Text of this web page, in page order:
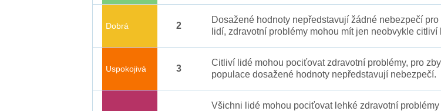
3
Dobrá 2
Dosažené hodnoty nepředstavují žádné nebezpečí pro
lidí, zdravotní problémy mohou mít jen neobvykle citliví
Uspokojivá 3
Citliví lidé mohou pociťovat zdravotní problémy, pro
populace dosažené hodnoty nepředstavují nebezpečí.
Všichni lidé mohou pociťovat lehké zdravotní problémy